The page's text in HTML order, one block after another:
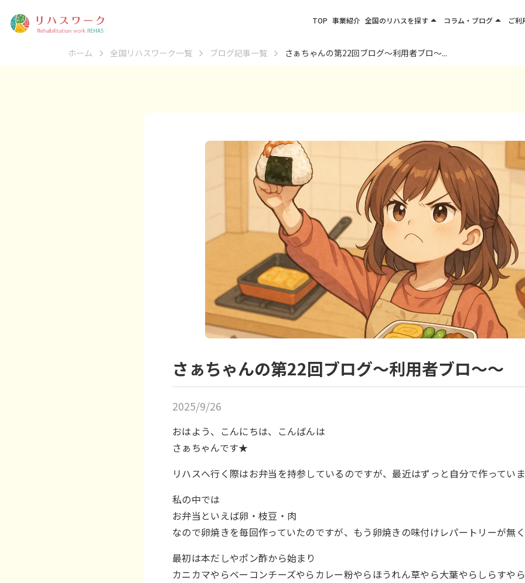
ホーム 全国リハスワーク一覧 ブログ記事一覧 さぁちゃんの第22回ブログ～利用者ブロ～...
さぁちゃんの第22回ブログ～利用者ブロ～～
2025/9/26
おはよう、こんにちは、こんばんは
さぁちゃんです★
リハスへ行く際はお弁当を持参しているのですが、最近はずっと自分で作ってい
私の中では
お弁当といえば卵・枝豆・肉
なので卵焼きを毎回作っていたのですが、もう卵焼きの味付けレパートリーが無
最初は本だしやポン酢から始まり
カニカマやらベーコンチーズやらカレー粉やらほうれん草やら大葉やらしらすや
TOP 事業紹介 全国のリハスを探すarrow_drop_up
東北エリア
四国・九州エリア
コラム・ブログarrow_drop_up
事業所ブログ
ご利